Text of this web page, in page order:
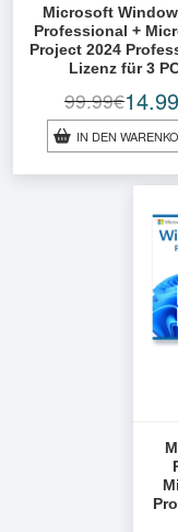
Microsoft
Professional +
Project 2024
Lizenz für 3
99.99€
Ursprünglicher
Preis
war:
99.99€
14.99
Aktueller
Preis
ist:
14.99€.
IN DEN